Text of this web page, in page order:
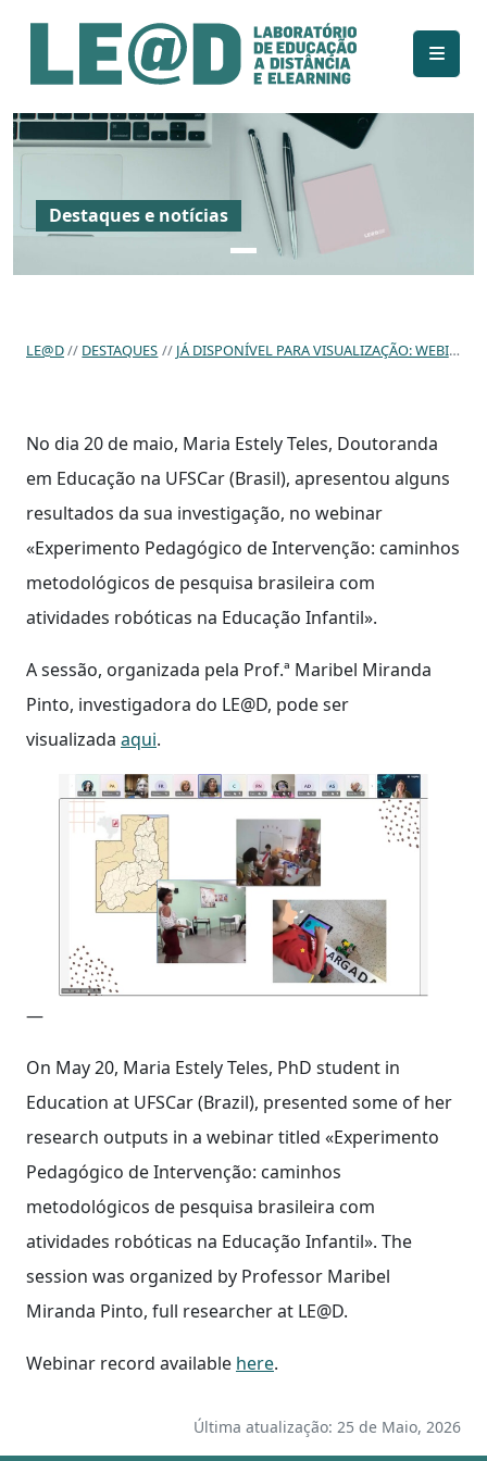
Ir para o conteúdo principal
Informações de acessibilidade
Mapa do site
Destaques e notícias
LE@D DESTAQUES JÁ DISPONÍVEL PARA VISUALIZAÇÃO: WEBINAR «EXPERIMENTO PEDAGÓGICO DE INTERVENÇÃO: CAMINHOS METODOLÓGICOS DE PESQUISA BRASILEIRA COM ATIVIDADES ROBÓTICAS NA EDUCAÇÃO INFANTIL»
No dia 20 de maio, Maria Estely Teles, Doutoranda
em Educação na UFSCar (Brasil), apresentou alguns
resultados da sua investigação, no webinar
«Experimento Pedagógico de Intervenção: caminhos
metodológicos de pesquisa brasileira com
atividades robóticas na Educação Infantil».
A sessão, organizada pela Prof.ª Maribel Miranda
Pinto, investigadora do LE@D, pode ser
visualizada aqui.
—
On May 20, Maria Estely Teles, PhD student in
Education at UFSCar (Brazil), presented some of her
research outputs in a webinar titled «Experimento
Pedagógico de Intervenção: caminhos
metodológicos de pesquisa brasileira com
atividades robóticas na Educação Infantil». The
session was organized by Professor Maribel
Miranda Pinto, full researcher at LE@D.
Webinar record available here.
Última atualização: 25 de Maio, 2026